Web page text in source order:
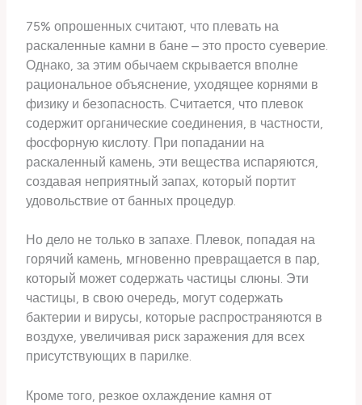
75% опрошенных считают, что плевать на
раскаленные камни в бане – это просто суеверие.
Однако, за этим обычаем скрывается вполне
рациональное объяснение, уходящее корнями в
физику и безопасность. Считается, что плевок
содержит органические соединения, в частности,
фосфорную кислоту. При попадании на
раскаленный камень, эти вещества испаряются,
создавая неприятный запах, который портит
удовольствие от банных процедур.
Но дело не только в запахе. Плевок, попадая на
горячий камень, мгновенно превращается в пар,
который может содержать частицы слюны. Эти
частицы, в свою очередь, могут содержать
бактерии и вирусы, которые распространяются в
воздухе, увеличивая риск заражения для всех
присутствующих в парилке.
Кроме того, резкое охлаждение камня от